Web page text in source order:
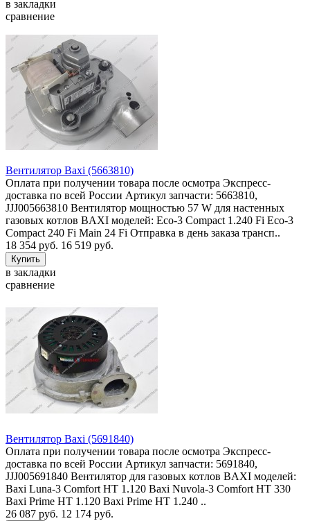
в закладки
сравнение
Вентилятор Baxi (5663810)
Оплата при получении товара после осмотра Экспресс-
доставка по всей России Артикул запчасти: 5663810,
JJJ005663810 Вентилятор мощностью 57 W для настенных
газовых котлов BAXI моделей: Eco-3 Compact 1.240 Fi Eco-3
Compact 240 Fi Main 24 Fi Отправка в день заказа трансп..
18 354 руб. 16 519 руб.
в закладки
сравнение
Вентилятор Baxi (5691840)
Оплата при получении товара после осмотра Экспресс-
доставка по всей России Артикул запчасти: 5691840,
JJJ005691840 Вентилятор для газовых котлов BAXI моделей:
Baxi Luna-3 Comfort HT 1.120 Baxi Nuvola-3 Comfort HT 330
Baxi Prime HT 1.120 Baxi Prime HT 1.240 ..
26 087 руб. 12 174 руб.